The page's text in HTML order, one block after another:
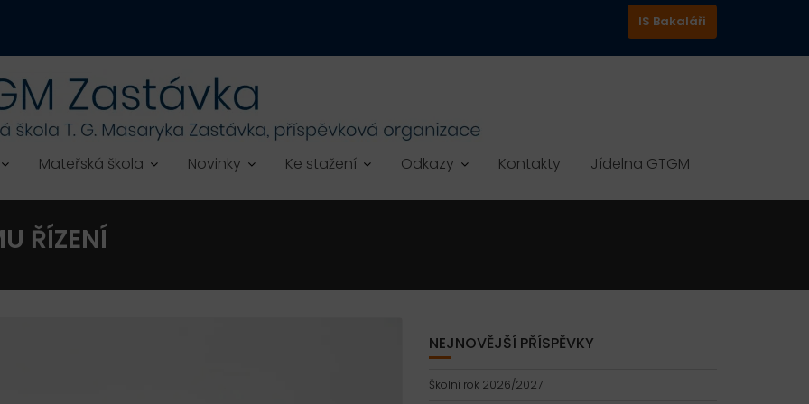
IS Bakaláři
Mateřská škola Novinky Ke stažení Odkazy Kontakty Jídelna GTGM
ŘÍZENÍ
NEJNOVĚJŠÍ PŘÍSPĚVKY
Školní rok 2026/2027